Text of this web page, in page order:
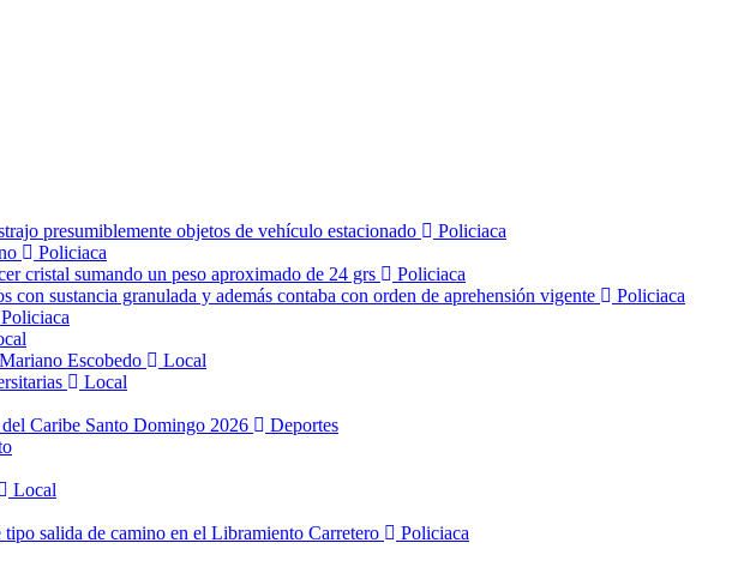
presumiblemente objetos de vehículo estacionado
Policiaca
Policiaca
cristal sumando un peso aproximado de 24 grs
Policiaca
sustancia granulada y además contaba con orden de aprehensión vigente
Policiaca
Policiaca
Escobedo
Local
Local
Caribe Santo Domingo 2026
Deportes
Local
salida de camino en el Libramiento Carretero
Policiaca